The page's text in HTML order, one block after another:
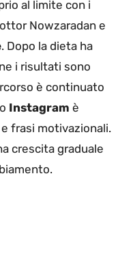
al limite con i
Nowzaradan e
. Dopo la dieta ha
i risultati sono
è continuato
Instagram è
frasi motivazionali.
crescita graduale